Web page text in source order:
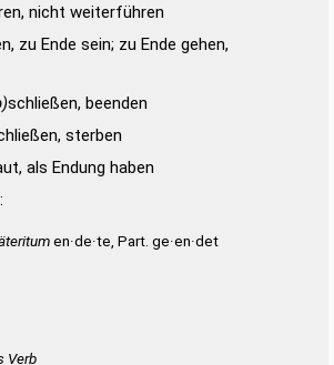
nicht weiterführen
zu Ende sein; zu Ende gehen,
schließen, beenden
sterben
als Endung haben
en·de·te, Part. ge·en·det
Verb